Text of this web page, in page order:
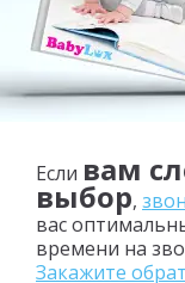
Если вам
выбор,
вас
времени на
Закажите